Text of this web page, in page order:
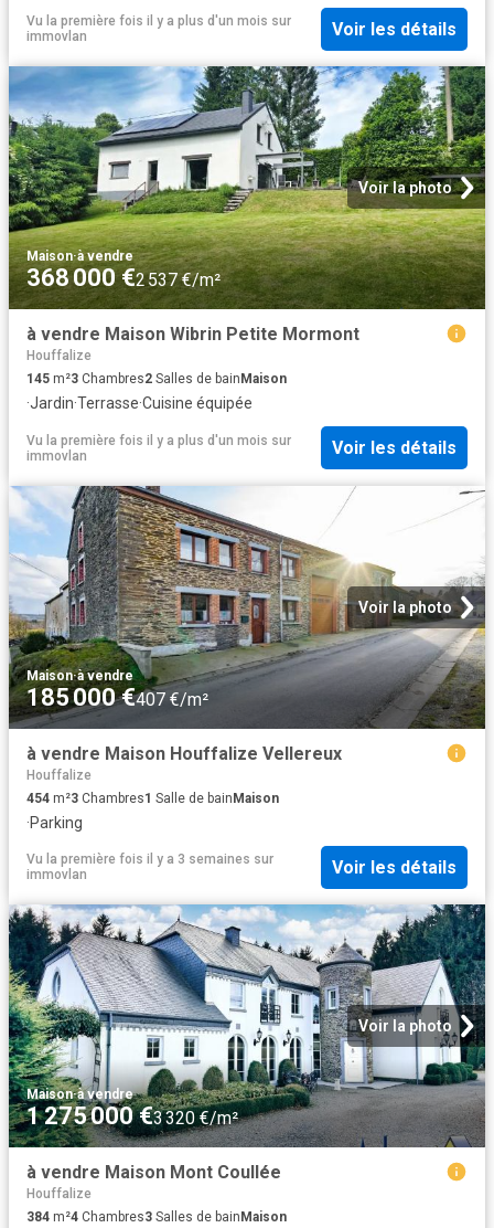
Vu la première fois il y a plus d'un mois sur
immovlan
Voir les détails
Voir la photo
Maison·à vendre
368 000 €2 537 €/m²
à vendre Maison Wibrin Petite Mormont
Houffalize
145 m²3 Chambres2 Salles de bain Maison
·Jardin·Terrasse·Cuisine équipée
Vu la première fois il y a plus d'un mois sur
immovlan
Voir les détails
Voir la photo
Maison·à vendre
185 000 €407 €/m²
à vendre Maison Houffalize Vellereux
Houffalize
454 m²3 Chambres1 Salle de bainMaison
·Parking
Vu la première fois il y a 3 semaines sur
immovlan
Voir les détails
Voir la photo
Maison·à vendre
1 275 000 €3 320 €/m²
à vendre Maison Mont Coullée
Houffalize
384 m²4 Chambres3 Salles de bain Maison